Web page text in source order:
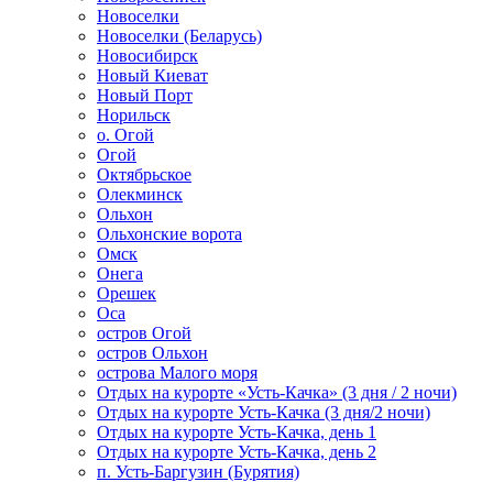
Новоселки
Новоселки (Беларусь)
Новосибирск
Новый Киеват
Новый Порт
Норильск
о. Огой
Огой
Октябрьское
Олекминск
Ольхон
Ольхонские ворота
Омск
Онега
Орешек
Оса
остров Огой
остров Ольхон
острова Малого моря
Отдых на курорте «Усть-Качка» (3 дня / 2 ночи)
Отдых на курорте Усть-Качка (3 дня/2 ночи)
Отдых на курорте Усть-Качка, день 1
Отдых на курорте Усть-Качка, день 2
п. Усть-Баргузин (Бурятия)